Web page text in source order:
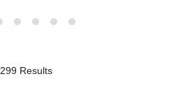
299 Results